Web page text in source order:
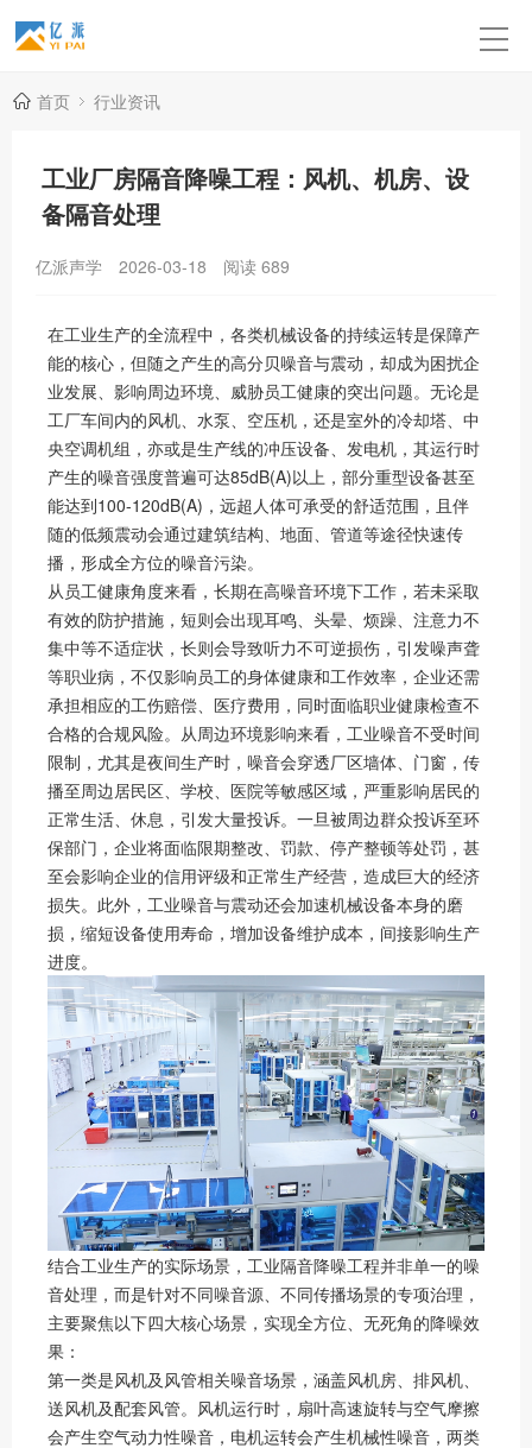
首页 行业资讯
工业厂房隔音降噪工程：风机、机房、设
备隔音处理
亿派声学 2026-03-18 阅读 689
在工业生产的全流程中，各类机械设备的持续运转是保障产
能的核心，但随之产生的高分贝噪音与震动，却成为困扰企
业发展、影响周边环境、威胁员工健康的突出问题。无论是
工厂车间内的风机、水泵、空压机，还是室外的冷却塔、中
央空调机组，亦或是生产线的冲压设备、发电机，其运行时
产生的噪音强度普遍可达85dB(A)以上，部分重型设备甚至
能达到100-120dB(A)，远超人体可承受的舒适范围，且伴
随的低频震动会通过建筑结构、地面、管道等途径快速传
播，形成全方位的噪音污染。
从员工健康角度来看，长期在高噪音环境下工作，若未采取
有效的防护措施，短则会出现耳鸣、头晕、烦躁、注意力不
集中等不适症状，长则会导致听力不可逆损伤，引发噪声聋
等职业病，不仅影响员工的身体健康和工作效率，企业还需
承担相应的工伤赔偿、医疗费用，同时面临职业健康检查不
合格的合规风险。从周边环境影响来看，工业噪音不受时间
限制，尤其是夜间生产时，噪音会穿透厂区墙体、门窗，传
播至周边居民区、学校、医院等敏感区域，严重影响居民的
正常生活、休息，引发大量投诉。一旦被周边群众投诉至环
保部门，企业将面临限期整改、罚款、停产整顿等处罚，甚
至会影响企业的信用评级和正常生产经营，造成巨大的经济
损失。此外，工业噪音与震动还会加速机械设备本身的磨
损，缩短设备使用寿命，增加设备维护成本，间接影响生产
进度。
结合工业生产的实际场景，工业隔音降噪工程并非单一的噪
音处理，而是针对不同噪音源、不同传播场景的专项治理，
主要聚焦以下四大核心场景，实现全方位、无死角的降噪效
果：
第一类是风机及风管相关噪音场景，涵盖风机房、排风机、
送风机及配套风管。风机运行时，扇叶高速旋转与空气摩擦
会产生空气动力性噪音，电机运转会产生机械性噪音，两类